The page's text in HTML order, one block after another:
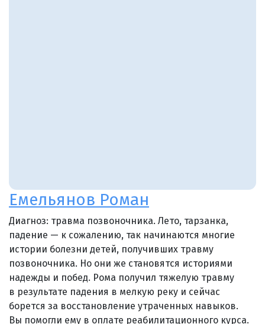
Емельянов Роман
Диагноз: травма позвоночника. Лето, тарзанка,
падение — к сожалению, так начинаются многие
истории болезни детей, получивших травму
позвоночника. Но они же становятся историями
надежды и побед. Рома получил тяжелую травму
в результате падения в мелкую реку и сейчас
борется за восстановление утраченных навыков.
Вы помогли ему в оплате реабилитационного курса.